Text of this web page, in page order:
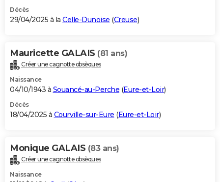
Décès
29/04/2025 à la Celle-Dunoise (Creuse)
Mauricette GALAIS (81 ans)
Créer une cagnotte obsèques
Naissance
04/10/1943 à Souancé-au-Perche (Eure-et-Loir)
Décès
18/04/2025 à Courville-sur-Eure (Eure-et-Loir)
Monique GALAIS (83 ans)
Créer une cagnotte obsèques
Naissance